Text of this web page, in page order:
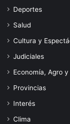
Deportes
Salud
Cultura y
Judiciales
Economía, Agro
Provincias
Interés
Clima